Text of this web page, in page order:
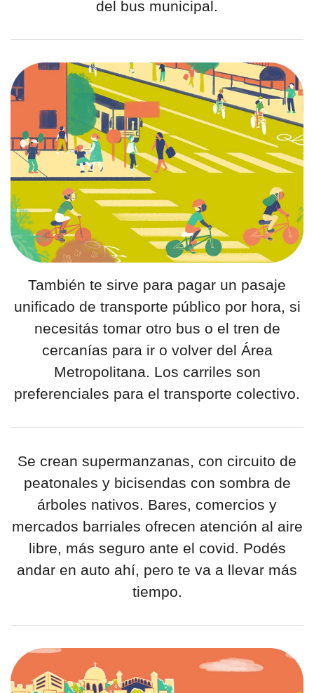
del bus municipal.
También te sirve para pagar un pasaje
unificado de transporte público por hora, si
necesitás tomar otro bus o el tren de
cercanías para ir o volver del Área
Metropolitana. Los carriles son
preferenciales para el transporte colectivo.
Se crean supermanzanas, con circuito de
peatonales y bicisendas con sombra de
árboles nativos. Bares, comercios y
mercados barriales ofrecen atención al aire
libre, más seguro ante el covid. Podés
andar en auto ahí, pero te va a llevar más
tiempo.